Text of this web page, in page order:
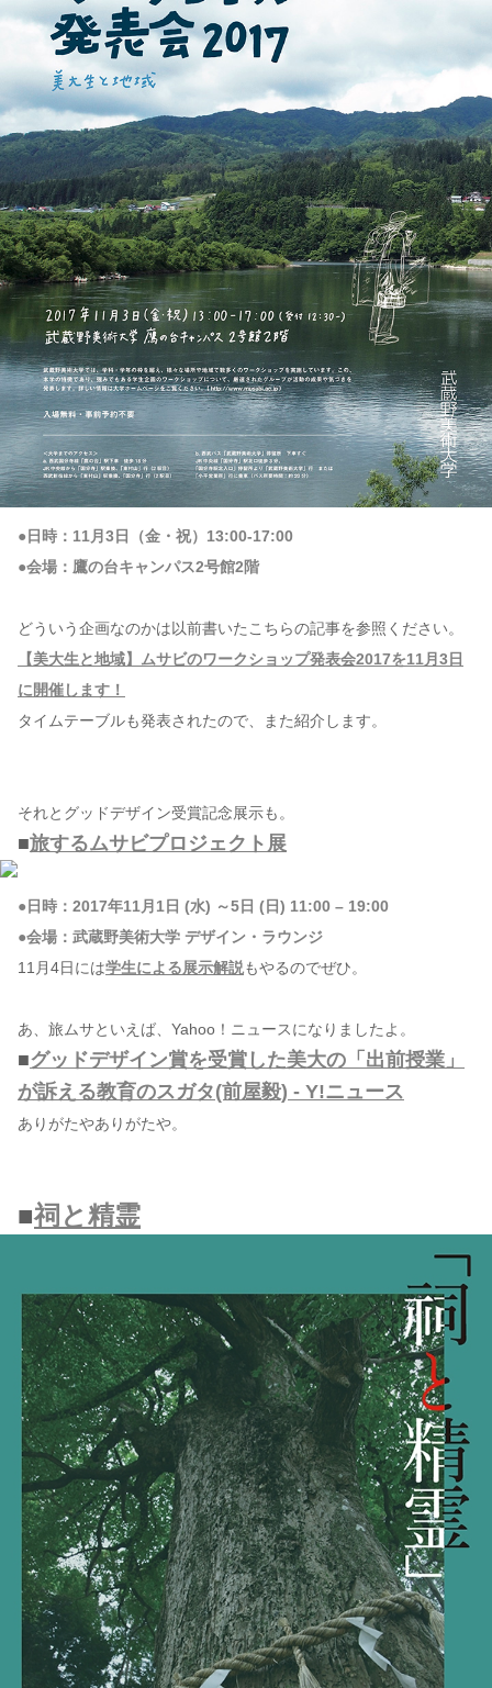
●日時：11月3日（金・祝）13:00-17:00
●会場：鷹の台キャンパス2号館2階
どういう企画なのかは以前書いたこちらの記事を参照ください。
【美大生と地域】ムサビのワークショップ発表会2017を11月3日
に開催します！
タイムテーブルも発表されたので、また紹介します。
それとグッドデザイン受賞記念展示も。
■旅するムサビプロジェクト展
●日時：2017年11月1日 (水) ～5日 (日) 11:00 – 19:00
●会場：武蔵野美術大学 デザイン・ラウンジ
11月4日には学生による展示解説もやるのでぜひ。
あ、旅ムサといえば、Yahoo！ニュースになりましたよ。
■グッドデザイン賞を受賞した美大の「出前授業」
が訴える教育のスガタ(前屋毅) - Y!ニュース
ありがたやありがたや。
■祠と精霊